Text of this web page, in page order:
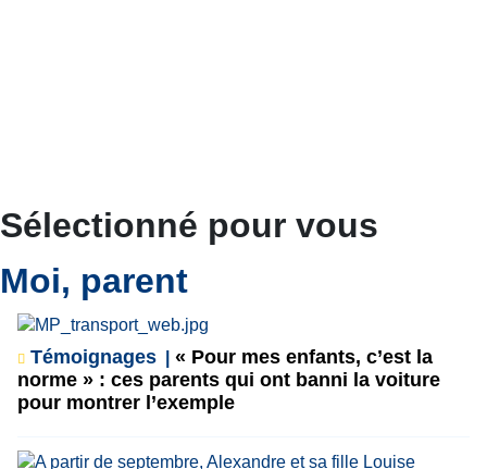
Sélectionné pour vous
Moi, parent
Témoignages
« Pour mes enfants, c’est la
norme » : ces parents qui ont banni la voiture
pour montrer l’exemple